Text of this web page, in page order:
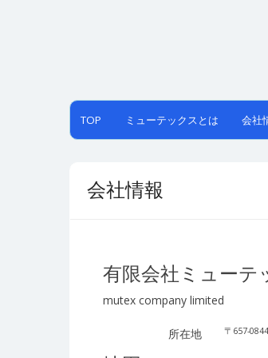
TOP ミューテックスとは 会社
会社情報
有限会社ミューテ
mutex company limited
所在地 〒657-